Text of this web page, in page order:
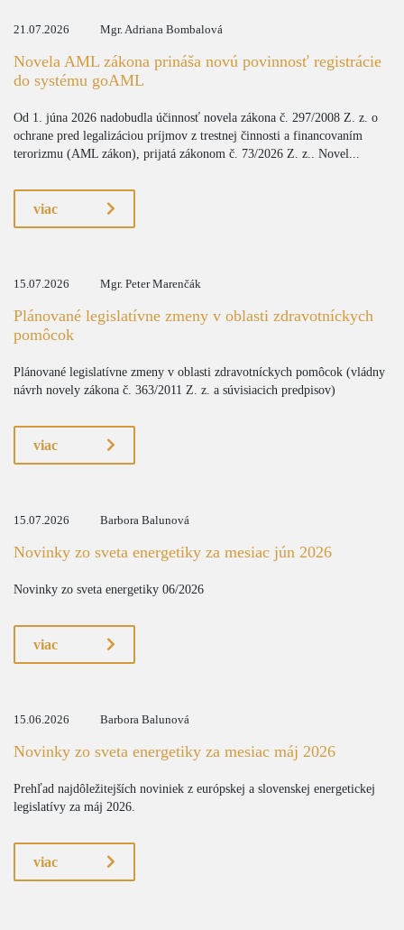
21.07.2026 Mgr. Adriana Bombalová
Novela AML zákona prináša novú povinnosť registrácie
do systému goAML
Od 1. júna 2026 nadobudla účinnosť novela zákona č. 297/2008 Z. z. o
ochrane pred legalizáciou príjmov z trestnej činnosti a financovaním
terorizmu (AML zákon), prijatá zákonom č. 73/2026 Z. z.. Novel...
viac
15.07.2026 Mgr. Peter Marenčák
Plánované legislatívne zmeny v oblasti zdravotníckych
pomôcok
Plánované legislatívne zmeny v oblasti zdravotníckych pomôcok (vládny
návrh novely zákona č. 363/2011 Z. z. a súvisiacich predpisov)
viac
15.07.2026 Barbora Balunová
Novinky zo sveta energetiky za mesiac jún 2026
Novinky zo sveta energetiky 06/2026
viac
15.06.2026 Barbora Balunová
Novinky zo sveta energetiky za mesiac máj 2026
Prehľad najdôležitejších noviniek z európskej a slovenskej energetickej
legislatívy za máj 2026.
viac